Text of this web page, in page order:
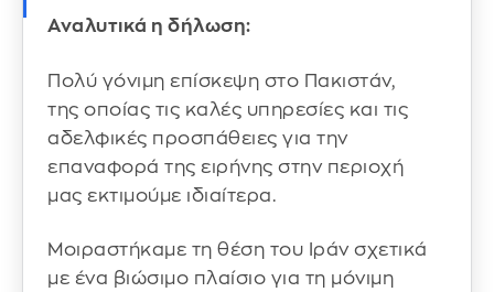
Αναλυτικά η δήλωση:
Πολύ γόνιμη επίσκεψη στο Πακιστάν,
της οποίας τις καλές υπηρεσίες και τις
αδελφικές προσπάθειες για την
επαναφορά της ειρήνης στην περιοχή
μας εκτιμούμε ιδιαίτερα.
Μοιραστήκαμε τη θέση του Ιράν σχετικά
με ένα βιώσιμο πλαίσιο για τη μόνιμη